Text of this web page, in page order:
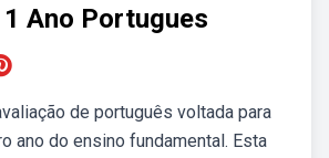
Ano Portugues
de português voltada para
ano do ensino fundamental. Esta